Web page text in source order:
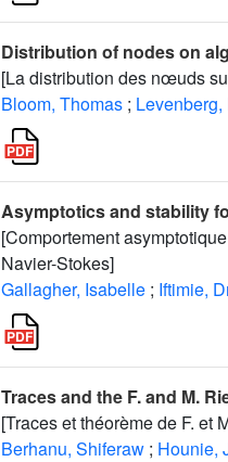
Distribution of nodes on
[La distribution des nœuds
Bloom, Thomas ; Levenberg,
Asymptotics and stability
[Comportement
Navier-Stokes]
Gallagher, Isabelle ; Iftimie,
Traces and the F. and M.
[Traces et théorème de F. et
Berhanu, Shiferaw ; Hounie,